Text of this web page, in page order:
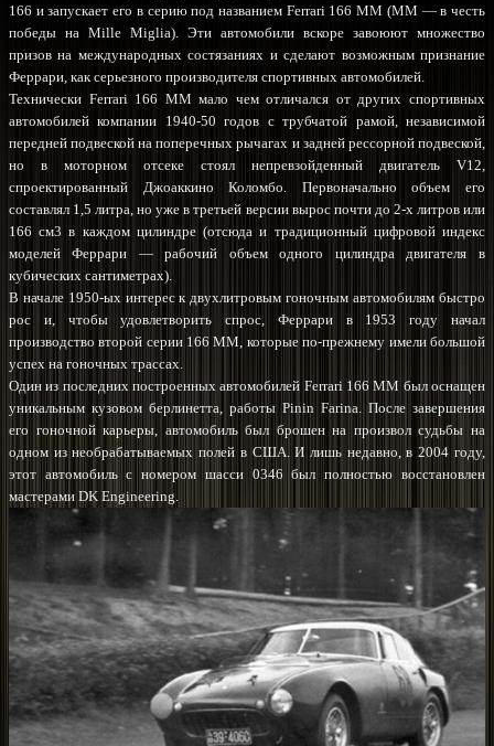
166 и запускает его в серию под названием Ferrari 166 ММ (ММ — в честь
победы на Mille Miglia). Эти автомобили вскоре завоюют множество
призов на международных состязаниях и сделают возможным признание
Феррари, как серьезного производителя спортивных автомобилей.
Технически Ferrari 166 MM мало чем отличался от других спортивных
автомобилей компании 1940-50 годов с трубчатой рамой, независимой
передней подвеской на поперечных рычагах и задней рессорной подвеской,
но в моторном отсеке стоял непревзойденный двигатель V12,
спроектированный Джоаккино Коломбо. Первоначально объем его
составлял 1,5 литра, но уже в третьей версии вырос почти до 2-х литров или
166 см3 в каждом цилиндре (отсюда и традиционный цифровой индекс
моделей Феррари — рабочий объем одного цилиндра двигателя в
кубических сантиметрах).
В начале 1950-ых интерес к двухлитровым гоночным автомобилям быстро
рос и, чтобы удовлетворить спрос, Феррари в 1953 году начал
производство второй серии 166 ММ, которые по-прежнему имели большой
успех на гоночных трассах.
Один из последних построенных автомобилей Ferrari 166 ММ был оснащен
уникальным кузовом берлинетта, работы Pinin Farina. После завершения
его гоночной карьеры, автомобиль был брошен на произвол судьбы на
одном из необрабатываемых полей в США. И лишь недавно, в 2004 году,
этот автомобиль с номером шасси 0346 был полностью восстановлен
мастерами DK Engineering.